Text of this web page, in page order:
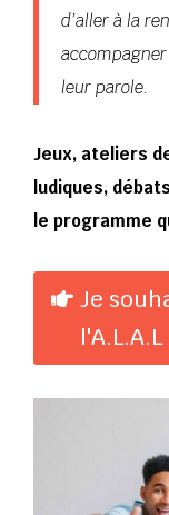
d’aller à la
accompagner
leur parole.
Jeux, ateliers
ludiques,
le programme
Je
l'A.L.A.L